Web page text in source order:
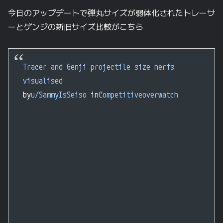
今日のアップデートで弾丸サイズが弱体化されたトレーサ
ーとゲンジの新旧サイズ比較がこちら
Tracer and Genji projectile size nerfs
visualised
byu/SammyIsSeiso inCompetitiveoverwatch